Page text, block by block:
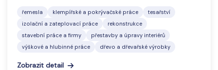
řemesla klempířské a pokrývačské práce
tesařství
izolační a zateplovací práce
rekonstrukce
stavební práce a firmy
přestavby a úpravy interiérů
výškové a hlubinné práce
dřevo a dřevařské výrobky
Zobrazit detail